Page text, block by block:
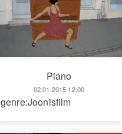
Piano
02.01.2015 12:00
genre:Joonisfilm